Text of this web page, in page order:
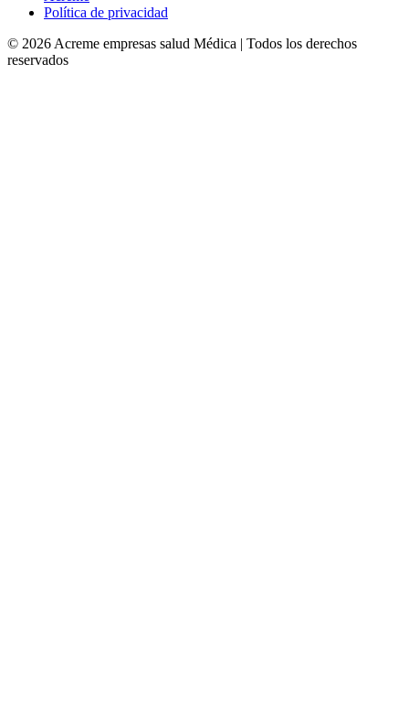
Política de privacidad
© 2026Acreme empresas salud Médica | Todos los derechos
reservados